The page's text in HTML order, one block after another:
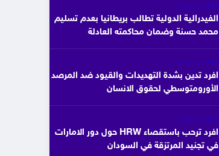
بيانات صحفية
الفيدرالية الدولية تطالب بريطانيا بعدم تسليم
محمد حسنة وضمان محاكمته العادلة
بيانات صحفية
افرد تدين بشدة التهديدات والقيود ضد المرصد
الأورومتوسطي لحقوق الانسان
بيانات صحفية
افرد ترحب باستقصاء HRW حول دور الامارات
في تجنيد المرتزقة في السودان